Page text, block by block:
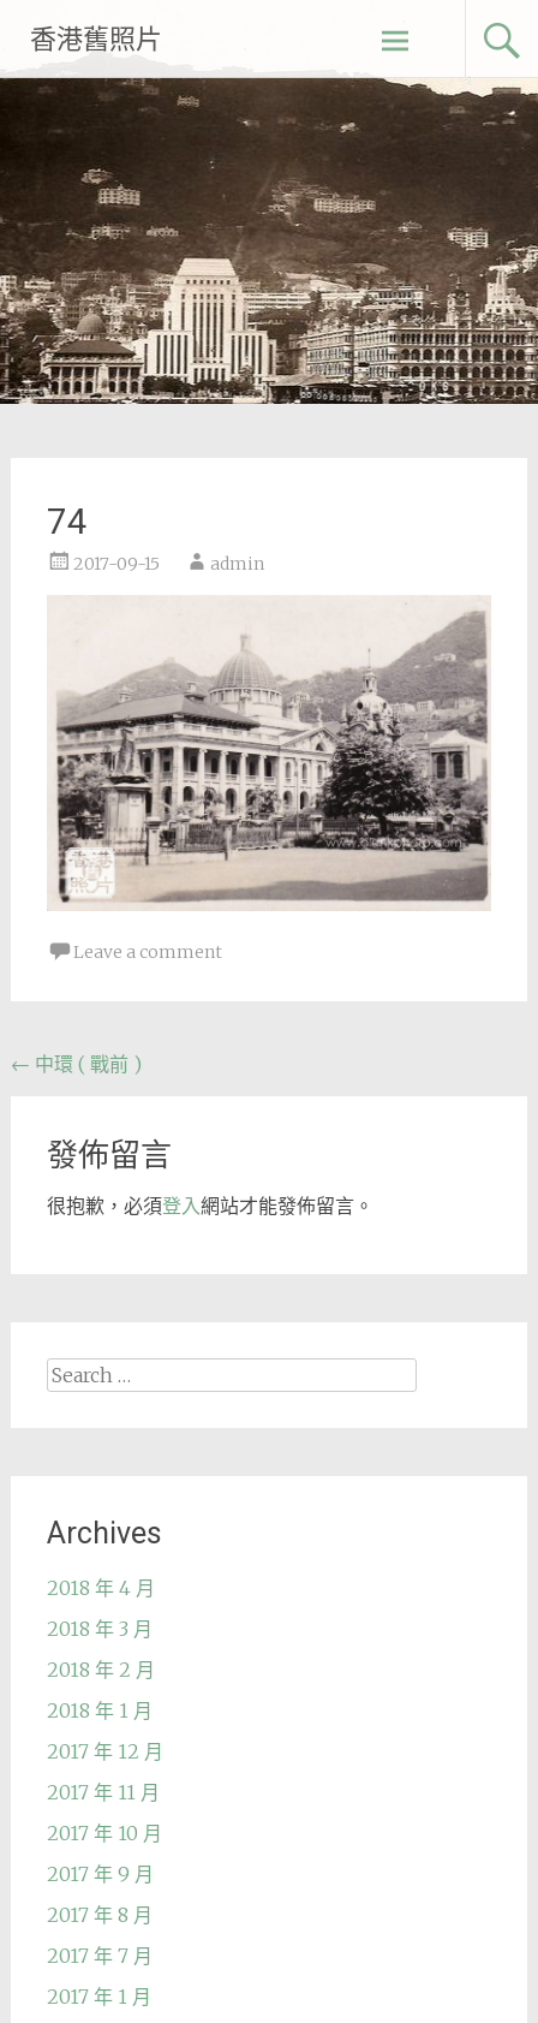
content
香港舊照片
74
2017-09-15 admin
Leave a comment
Post
← 中環 ( 戰前 )
發佈留言
很抱歉，必須登入網站才能發佈留言。
Search
for:
Archives
2018 年 4 月
2018 年 3 月
2018 年 2 月
2018 年 1 月
2017 年 12 月
2017 年 11 月
2017 年 10 月
2017 年 9 月
2017 年 8 月
2017 年 7 月
2017 年 1 月